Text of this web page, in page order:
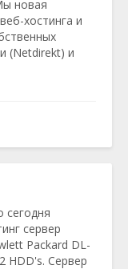
новая
хостинга и
(Netdirekt) и
сервер
Packard DL-
HDD's. Сервер